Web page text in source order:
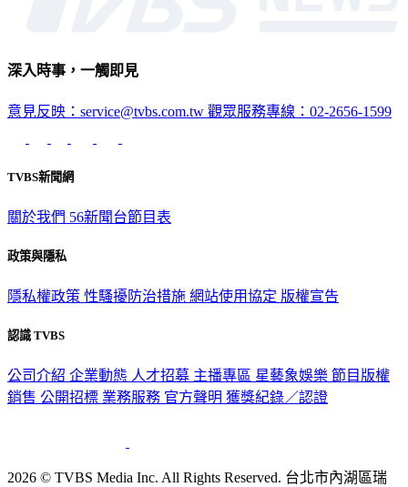
深入時事，一觸即見
意見反映：service@tvbs.com.tw 觀眾服務專線：02-2656-1599
TVBS新聞網
關於我們 56新聞台節目表
政策與隱私
隱私權政策 性騷擾防治措施 網站使用協定 版權宣告
認識 TVBS
公司介紹 企業動態 人才招募 主播專區 星藝象娛樂 節目版權
銷售 公開招標 業務服務 官方聲明 獲獎紀錄／認證
2026 © TVBS Media Inc. All Rights Reserved. 台北市內湖區瑞